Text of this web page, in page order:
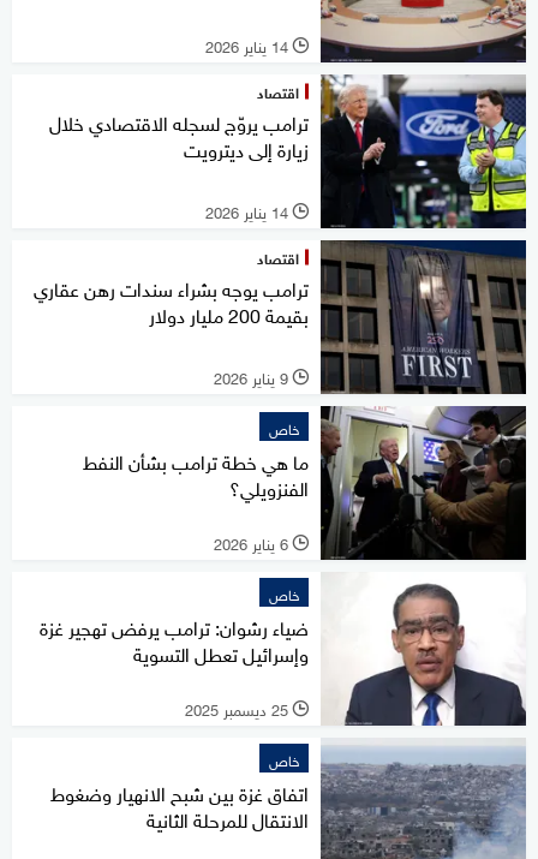
l 14 يناير 2026
اقتصاد
ترامب يروّج لسجله الاقتصادي خلال
زيارة إلى ديترويت
l 14 يناير 2026
اقتصاد
ترامب يوجه بشراء سندات رهن عقاري
بقيمة 200 مليار دولار
l 9 يناير 2026
خاص
ما هي خطة ترامب بشأن النفط
الفنزويلي؟
l 6 يناير 2026
خاص
ضياء رشوان: ترامب يرفض تهجير غزة
وإسرائيل تعطل التسوية
l 25 ديسمبر 2025
خاص
اتفاق غزة بين شبح الانهيار وضغوط
الانتقال للمرحلة الثانية